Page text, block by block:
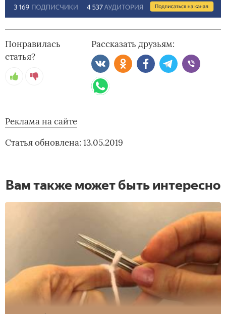
Понравилась
статья?
Рассказать друзьям:
Реклама на сайте
Статья обновлена: 13.05.2019
Вам также может быть интересно